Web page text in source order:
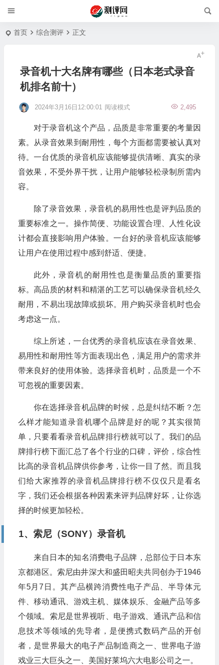
首页 综合测评 正文
录音机十大名牌有哪些（日本老式录音
机排名前十）
2024年3月16日12:00:01 2,495
阅读模式
对于录音机这个产品，品质是非常重要的考量因
素。从录音效果到耐用性，每个方面都需要被认真对
待。一台优质的录音机应该能够提供清晰、真实的录
音效果，不受外界干扰，让用户能够轻松录制所需内
容。
除了录音效果，录音机的易用性也是评判品质的
重要标准之一。操作简便、功能设置合理、人性化设
计都会直接影响用户体验。一台好的录音机应该能够
让用户在使用过程中感到舒适、便捷。
此外，录音机的耐用性也是衡量品质的重要指
标。高品质的材料和精湛的工艺可以确保录音机经久
耐用，不易出现故障或损坏。用户购买录音机时也会
考虑这一点。
综上所述，一台优秀的录音机应该在录音效果、
易用性和耐用性等方面表现出色，满足用户的需求并
带来良好的使用体验。选择录音机时，品质是一个不
可忽视的重要因素。
你在选择录音机品牌的时候，总是纠结不断？怎
么样才能知道录音机哪个品牌是好的呢？其实很简
单，只要看看录音机品牌排行榜就可以了。我们的品
牌排行榜下面汇总了各个行业的口碑，评价，综合性
比高的录音机品牌供你参考，让你一目了然。而且我
们给大家推荐的录音机品牌排行榜不仅仅只是看名
字，我们还会根据各种因素来评判品牌好坏，让你选
择的时候更加轻松。
1、索尼（SONY）录音机
来自日本的知名消费电子品牌，总部位于日本东
京都港区。索尼由井深大和盛田昭夫共同创办于1946
年5月7日。其产品横跨消费性电子产品、半导体元
件、移动通讯、游戏主机、媒体娱乐、金融产品等多
个领域。索尼是世界视听、电子游戏、通讯产品和信
息技术等领域的先导者，是便携式数码产品的开创
者，是世界最大的电子产品制造商之一、世界电子游
戏业三大巨头之一、美国好莱坞六大电影公司之一。